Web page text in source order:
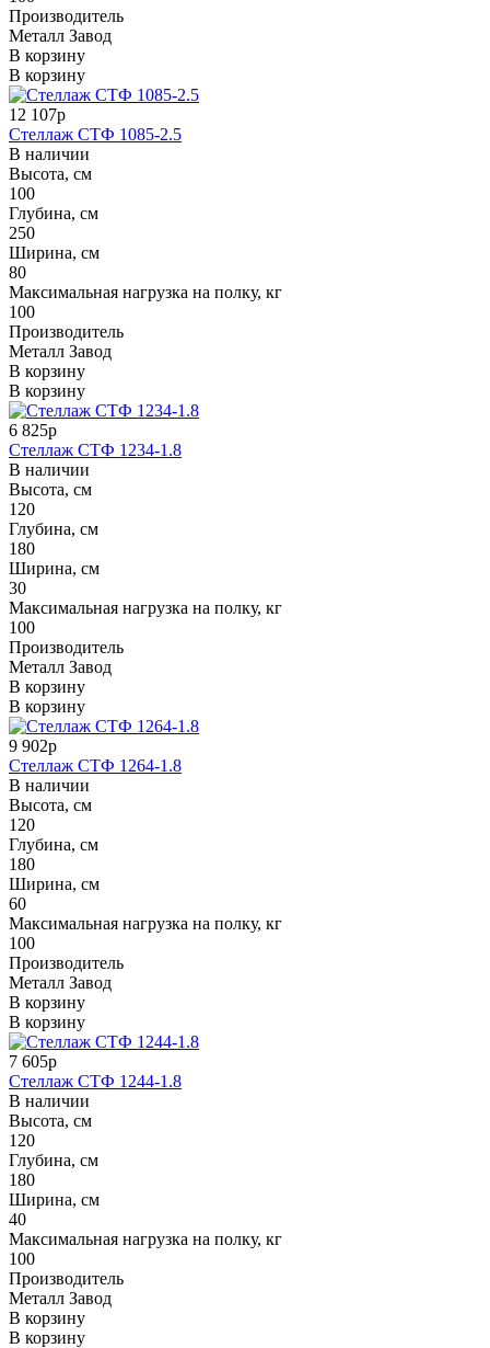
Производитель
Металл Завод
В корзину
В корзину
12 107р
Стеллаж СТФ 1085-2.5
В наличии
Высота, см
100
Глубина, см
250
Ширина, см
80
Максимальная нагрузка на полку, кг
100
Производитель
Металл Завод
В корзину
В корзину
6 825р
Стеллаж СТФ 1234-1.8
В наличии
Высота, см
120
Глубина, см
180
Ширина, см
30
Максимальная нагрузка на полку, кг
100
Производитель
Металл Завод
В корзину
В корзину
9 902р
Стеллаж СТФ 1264-1.8
В наличии
Высота, см
120
Глубина, см
180
Ширина, см
60
Максимальная нагрузка на полку, кг
100
Производитель
Металл Завод
В корзину
В корзину
7 605р
Стеллаж СТФ 1244-1.8
В наличии
Высота, см
120
Глубина, см
180
Ширина, см
40
Максимальная нагрузка на полку, кг
100
Производитель
Металл Завод
В корзину
В корзину